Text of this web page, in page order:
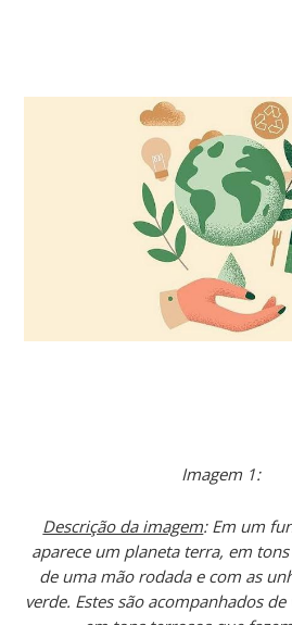
Imagem 1:
Descrição da imagem: Em um
aparece um planeta terra, em
de uma mão rodada e com as
verde. Estes são acompanhados